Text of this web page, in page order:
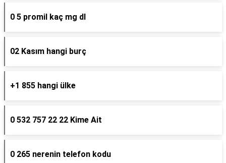
0 5 promil kaç mg dl
02 Kasım hangi burç
+1 855 hangi ülke
0 532 757 22 22 Kime Ait
0 265 nerenin telefon kodu